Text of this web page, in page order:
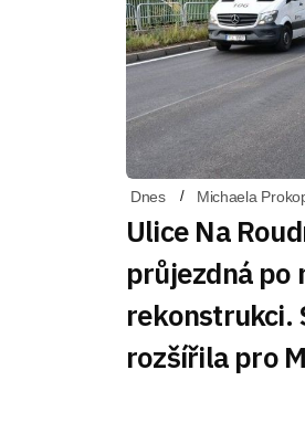
Dnes Michaela
Ulice Na
průjezdná po
rekonstrukci.
rozšířila pro